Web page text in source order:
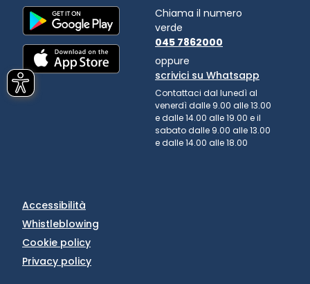
Chiama il numero
verde
045 7862000
oppure
scrivici su Whatsapp
Contattaci dal lunedì al
venerdì dalle 9.00 alle 13.00
e dalle 14.00 alle 19.00 e il
sabato dalle 9.00 alle 13.00
e dalle 14.00 alle 18.00
Accessibilità
Whistleblowing
Cookie policy
Privacy policy